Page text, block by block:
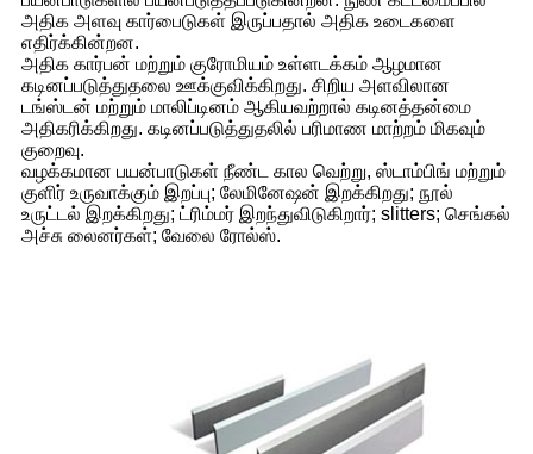
அதிக அளவு கார்பைடுகள் இருப்பதால் அதிக உடைகளை
எதிர்க்கின்றன.
அதிக கார்பன் மற்றும் குரோமியம் உள்ளடக்கம் ஆழமான
கடினப்படுத்துதலை ஊக்குவிக்கிறது. சிறிய அளவிலான
டங்ஸ்டன் மற்றும் மாலிப்டினம் ஆகியவற்றால் கடினத்தன்மை
அதிகரிக்கிறது. கடினப்படுத்துதலில் பரிமாண மாற்றம் மிகவும்
குறைவு.
வழக்கமான பயன்பாடுகள் நீண்ட கால வெற்று, ஸ்டாம்பிங் மற்றும்
குளிர் உருவாக்கும் இறப்பு; லேமினேஷன் இறக்கிறது; நூல்
உருட்டல் இறக்கிறது; ட்ரிம்மர் இறந்துவிடுகிறார்; slitters; செங்கல்
அச்சு லைனர்கள்; வேலை ரோல்ஸ்.